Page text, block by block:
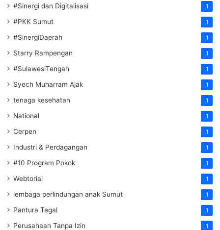
#Sinergi dan Digitalisasi 1
#PKK Sumut 1
#SinergiDaerah 1
Starry Rampengan 1
#SulawesiTengah 1
Syech Muharram Ajak 1
tenaga kesehatan 1
National 1
Cerpen 1
Industri & Perdagangan 1
#10 Program Pokok 1
Webtorial 1
lembaga perlindungan anak Sumut 1
Pantura Tegal 1
Perusahaan Tanpa Izin 1